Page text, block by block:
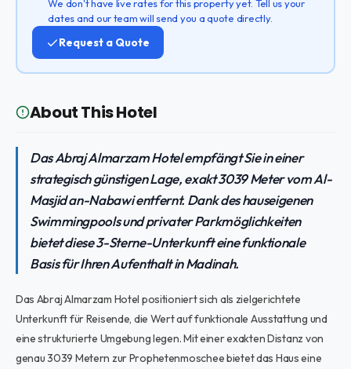
We don't have live rates for this property yet. Tell us your
dates and our team will send you a quote directly.
Request a Quote
About This Hotel
Das Abraj Almarzam Hotel empfängt Sie in einer
strategisch günstigen Lage, exakt 3039 Meter vom Al-
Masjid an-Nabawi entfernt. Dank des hauseigenen
Swimmingpools und privater Parkmöglichkeiten
bietet diese 3-Sterne-Unterkunft eine funktionale
Basis für Ihren Aufenthalt in Madinah.
Das Abraj Almarzam Hotel positioniert sich als zielgerichtete
Unterkunft für Reisende, die Wert auf funktionale Ausstattung und
eine strukturierte Umgebung legen. Mit einer exakten Distanz von
genau 3039 Metern zur Prophetenmoschee bietet das Haus eine